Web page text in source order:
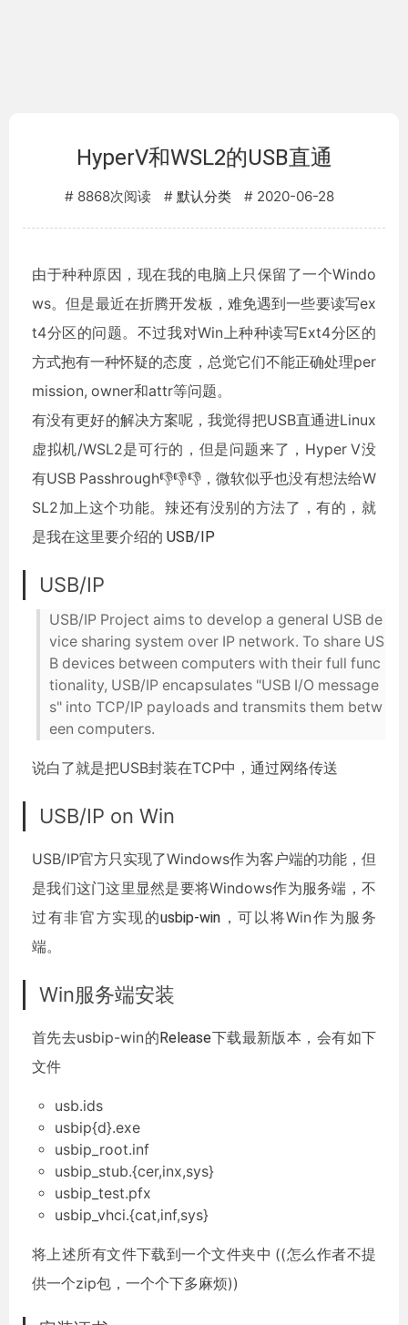
HyperV和WSL2的USB直通
8868次阅读 默认分类 2020-06-28
由于种种原因，现在我的电脑上只保留了一个Windo
ws。但是最近在折腾开发板，难免遇到一些要读写ex
t4分区的问题。不过我对Win上种种读写Ext4分区的
方式抱有一种怀疑的态度，总觉它们不能正确处理per
mission, owner和attr等问题。
有没有更好的解决方案呢，我觉得把USB直通进Linux
虚拟机/WSL2是可行的，但是问题来了，Hyper V没
有USB Passhrough👎👎👎，微软似乎也没有想法给W
SL2加上这个功能。辣还有没别的方法了，有的，就
是我在这里要介绍的 USB/IP
USB/IP
USB/IP Project aims to develop a general USB de
vice sharing system over IP network. To share US
B devices between computers with their full func
tionality, USB/IP encapsulates "USB I/O message
s" into TCP/IP payloads and transmits them betw
een computers.
说白了就是把USB封装在TCP中，通过网络传送
USB/IP on Win
USB/IP官方只实现了Windows作为客户端的功能，但
是我们这门这里显然是要将Windows作为服务端，不
过有非官方实现的usbip-win ，可以将Win作为服务
端。
Win服务端安装
首先去usbip-win的 Release下载最新版本，会有如下
文件
usb.ids
usbip{d}.exe
usbip_root.inf
usbip_stub.{cer,inx,sys}
usbip_test.pfx
usbip_vhci.{cat,inf,sys}
将上述所有文件下载到一个文件夹中 ((怎么作者不提
供一个zip包，一个个下多麻烦))